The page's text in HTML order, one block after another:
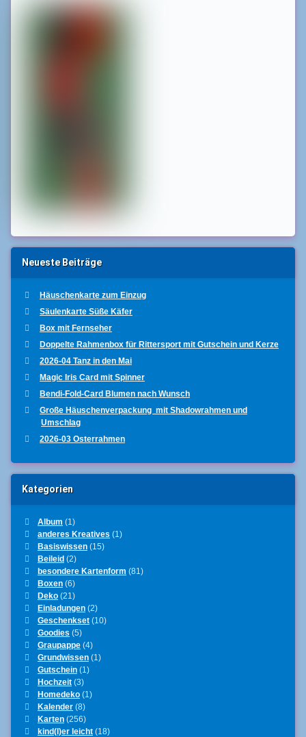
Neueste Beiträge
Häuschenkarte zum Einzug
Säulenkarte Süße Käfer
Box mit Fernseher
Doppelte Rahmenbox für Rittersport mit Gutschein und Kerze
2026-04 Tanz in den Mai
Magic Iris Card mit Spinner
Bendi-Fold-Card Blumen nach Wunsch
Große Häuschenverpackung mit Shadowrahmen und
Umschlag
2026-03 Osterrahmen
Kategorien
Album (1)
anderes Kreatives (1)
Basiswissen(15)
Beileid (2)
besondere Kartenform (81)
Boxen(6)
Deko(21)
Einladungen(2)
Geschenkset(10)
Goodies (5)
Graupappe(4)
Grundwissen(1)
Gutschein(1)
Hochzeit(3)
Homedeko(1)
Kalender(8)
Karten(256)
kind(l)er leicht(18)